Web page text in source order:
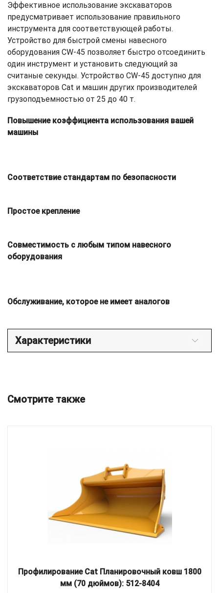
Эффективное использование экскаваторов
предусматривает использование правильного
инструмента для соответствующей работы.
Устройство для быстрой смены навесного
оборудования CW-45 позволяет быстро отсоединить
один инструмент и установить следующий за
считаные секунды. Устройство CW-45 доступно для
экскаваторов Cat и машин других производителей
грузоподъемностью от 25 до 40 т.
Повышение коэффициента использования вашей
машины
Соответствие стандартам по безопасности
Простое крепление
Совместимость с любым типом навесного
оборудования
Обслуживание, которое не имеет аналогов
Характеристики
Смотрите также
Профилирование Cat Планировочный ковш 1800
мм (70 дюймов): 512-8404